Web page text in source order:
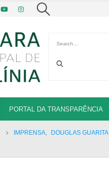
PORTAL DA TRANSPARÊNCIA
IMPRENSA,
DOUGLAS GUARITA